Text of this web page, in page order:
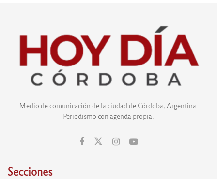
Medio de comunicación de la ciudad de Córdoba, Argentina.
Periodismo con agenda propia.
Secciones